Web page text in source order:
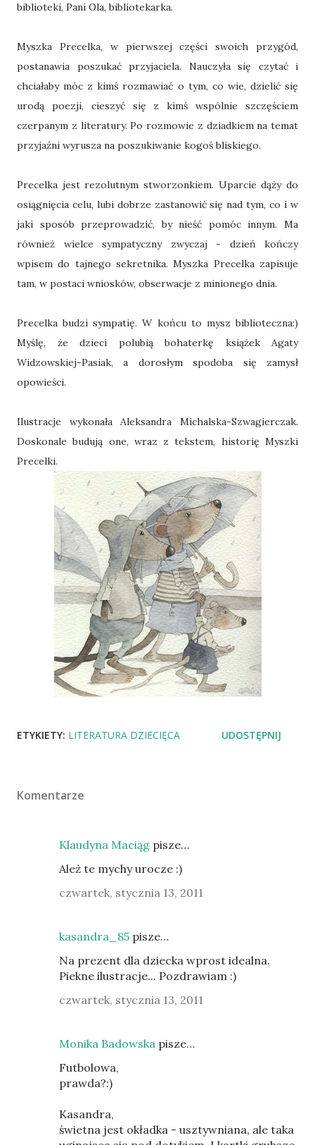
biblioteki, Pani Ola, bibliotekarka.
Myszka Precelka, w pierwszej części swoich przygód,
postanawia poszukać przyjaciela. Nauczyła się czytać i
chciałaby móc z kimś rozmawiać o tym, co wie, dzielić się
urodą poezji, cieszyć się z kimś wspólnie szczęściem
czerpanym z literatury. Po rozmowie z dziadkiem na temat
przyjaźni wyrusza na poszukiwanie kogoś bliskiego.
Precelka jest rezolutnym stworzonkiem. Uparcie dąży do
osiągnięcia celu, lubi dobrze zastanowić się nad tym, co i w
jaki sposób przeprowadzić, by nieść pomóc innym. Ma
również wielce sympatyczny zwyczaj - dzień kończy
wpisem do tajnego sekretnika. Myszka Precelka zapisuje
tam, w postaci wniosków, obserwacje z minionego dnia.
Precelka budzi sympatię. W końcu to mysz biblioteczna:)
Myślę, że dzieci polubią bohaterkę książek Agaty
Widzowskiej-Pasiak, a dorosłym spodoba się zamysł
opowieści.
Ilustracje wykonała Aleksandra Michalska-Szwagierczak.
Doskonale budują one, wraz z tekstem, historię Myszki
Precelki.
ETYKIETY: LITERATURA DZIECIĘCA UDOSTĘPNIJ
Komentarze
Klaudyna Maciąg pisze…
Ależ te mychy urocze :)
czwartek, stycznia 13, 2011
kasandra_85 pisze…
Na prezent dla dziecka wprost idealna.
Piekne ilustracje... Pozdrawiam :)
czwartek, stycznia 13, 2011
Monika Badowska pisze…
Futbolowa,
prawda?:)
Kasandra,
świetna jest okładka - usztywniana, ale taka